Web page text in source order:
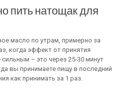
пить натощак для
масло по утрам, примерно за
когда эффект от принятия
– это через 25-30 минут
вы принимаете пищу в последний
как принимать за 1 раз.